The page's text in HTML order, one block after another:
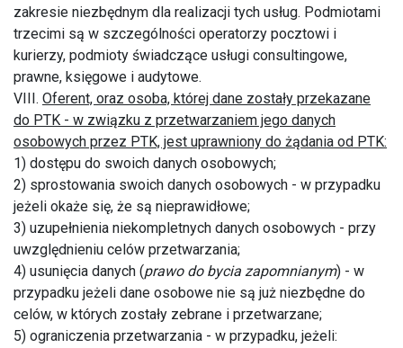
zakresie niezbędnym dla realizacji tych usług. Podmiotami
trzecimi są w szczególności operatorzy pocztowi i
kurierzy, podmioty świadczące usługi consultingowe,
prawne, księgowe i audytowe.
VIII. Oferent, oraz osoba, której dane zostały przekazane
do PTK - w związku z przetwarzaniem jego danych
osobowych przez PTK, jest uprawniony do żądania od PTK:
1) dostępu do swoich danych osobowych;
2) sprostowania swoich danych osobowych - w przypadku
jeżeli okaże się, że są nieprawidłowe;
3) uzupełnienia niekompletnych danych osobowych - przy
uwzględnieniu celów przetwarzania;
4) usunięcia danych (prawo do bycia zapomnianym) - w
przypadku jeżeli dane osobowe nie są już niezbędne do
celów, w których zostały zebrane i przetwarzane;
5) ograniczenia przetwarzania - w przypadku, jeżeli: